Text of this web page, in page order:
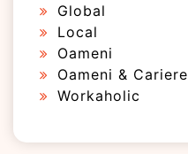
Global
Local
Oameni
Oameni & Cariere
Workaholic